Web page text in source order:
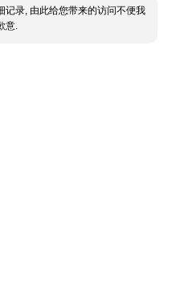
记录, 由此给您带来的访问不便我
意.